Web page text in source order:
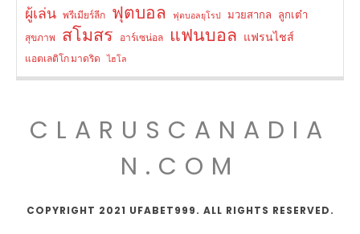
ผู้เล่น พรีเมียร์ลีก ฟุตบอล ฟุตบอลยุโรป มวยสากล ลูกเต๋า
สุขภาพ สโมสร อาร์เซน่อล แฟนบอล แฟรนไชส์
แอตเลติโก มาดริด ไฮโล
CLARUSCANADIA
N.COM
COPYRIGHT 2021 UFABET999. ALL RIGHTS RESERVED.